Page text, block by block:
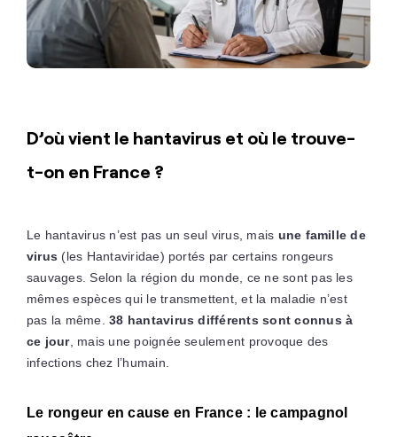
D’où vient le hantavirus et où le trouve-
t-on en France ?
Le hantavirus n’est pas un seul virus, mais une famille de
virus (les Hantaviridae) portés par certains rongeurs
sauvages. Selon la région du monde, ce ne sont pas les
mêmes espèces qui le transmettent, et la maladie n’est
pas la même.38 hantavirus différents sont connus à
ce jour, mais une poignée seulement provoque des
infections chez l’humain.
Le rongeur en cause en France : le campagnol